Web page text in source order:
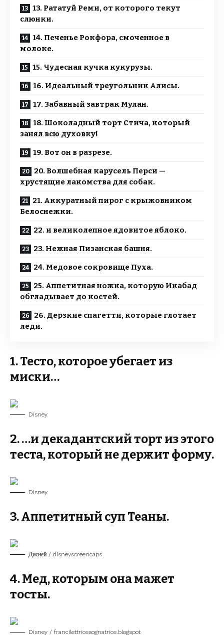
13. Рататуй Реми, от которого текут
слюнки.
14. Печенье Рокфора, смоченное в
молоке.
15. Чудесная кучка кукурузы.
16. Идеальный треугольник Алисы.
17. Забавный завтрак Мулан.
18. Шоколадный торт Стича, который
занял всю духовку!
19. Вот он в разрезе.
20. Волшебная карусель Перси —
хрустящие лакомства для собак.
21. Аккуратный пирог с крыжовником
Белоснежки.
22. и великолепное ядовитое яблоко.
23. Нежная Пизанская башня.
24. Медовое сокровище Пуха.
25. Аппетитная ножка, которую Икабад
обгладывает до костей.
26. Дерзкие спагетти, которые глотает
леди.
1. Тесто, которое убегает из
миски…
Disney
2. …и декадантский торт из этого
теста, который не держит форму.
Disney
3. Аппетитный суп Теаны.
Дисней / disneyscreencaps
4. Мед, которым она мажет
тосты.
Disney / francilettricesognatrice.blogspot